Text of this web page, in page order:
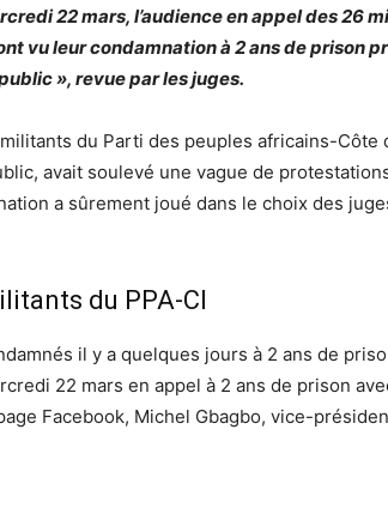
22 mars, l’audience en appel des 26
vu leur condamnation à 2 ans de prison
», revue par les juges.
du Parti des peuples africains-Côte
avait soulevé une vague de
a sûrement joué dans le choix des
du PPA-CI
il y a quelques jours à 2 ans de
22 mars en appel à 2 ans de prison
Facebook, Michel Gbagbo, vice-